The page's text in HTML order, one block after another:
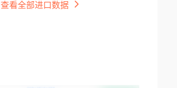
查看全部进口数据